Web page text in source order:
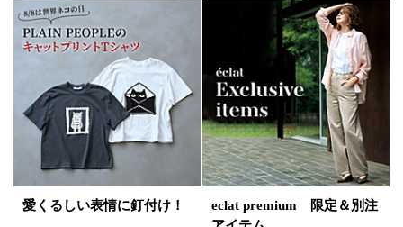
愛くるしい表情に釘付け！
eclat premium 限定＆別注